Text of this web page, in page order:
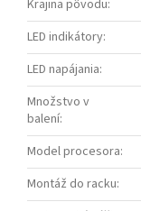
Krajina pôvodu:
LED indikátory:
LED napájania:
Množstvo v
balení:
Model procesora:
Montáž do racku: